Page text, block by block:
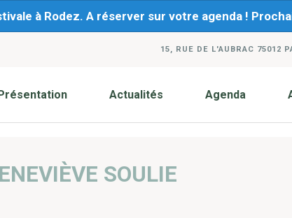
à Rodez. A réserver sur votre agenda !
15, RUE DE L'AUBRAC 75012
Actualités Agenda
SOULIE